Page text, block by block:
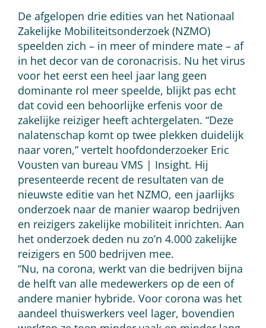
De afgelopen drie edities van het Nationaal
Zakelijke Mobiliteitsonderzoek (NZMO)
speelden zich – in meer of mindere mate – af
in het decor van de coronacrisis. Nu het virus
voor het eerst een heel jaar lang geen
dominante rol meer speelde, blijkt pas echt
dat covid een behoorlijke erfenis voor de
zakelijke reiziger heeft achtergelaten. “Deze
nalatenschap komt op twee plekken duidelijk
naar voren,” vertelt hoofdonderzoeker Eric
Vousten van bureau VMS | Insight. Hij
presenteerde recent de resultaten van de
nieuwste editie van het NZMO, een jaarlijks
onderzoek naar de manier waarop bedrijven
en reizigers zakelijke mobiliteit inrichten. Aan
het onderzoek deden nu zo’n 4.000 zakelijke
reizigers en 500 bedrijven mee.
“Nu, na corona, werkt van die bedrijven bijna
de helft van alle medewerkers op de een of
andere manier hybride. Voor corona was het
aandeel thuiswerkers veel lager, bovendien